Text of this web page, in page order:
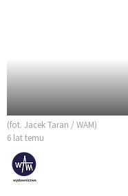
(fot. Jacek Taran / WAM)
6 lat temu